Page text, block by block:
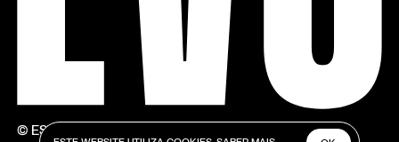
© ESTÚDIOS VICTOR CÓRDON